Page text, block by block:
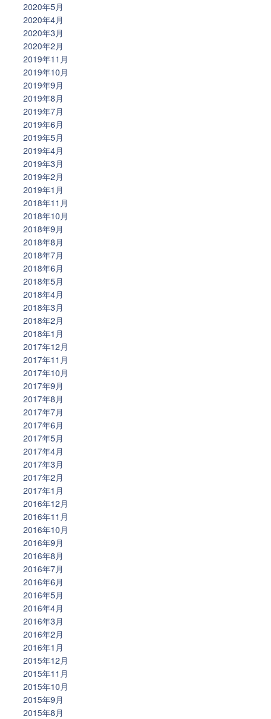
2020年5月
2020年4月
2020年3月
2020年2月
2019年11月
2019年10月
2019年9月
2019年8月
2019年7月
2019年6月
2019年5月
2019年4月
2019年3月
2019年2月
2019年1月
2018年11月
2018年10月
2018年9月
2018年8月
2018年7月
2018年6月
2018年5月
2018年4月
2018年3月
2018年2月
2018年1月
2017年12月
2017年11月
2017年10月
2017年9月
2017年8月
2017年7月
2017年6月
2017年5月
2017年4月
2017年3月
2017年2月
2017年1月
2016年12月
2016年11月
2016年10月
2016年9月
2016年8月
2016年7月
2016年6月
2016年5月
2016年4月
2016年3月
2016年2月
2016年1月
2015年12月
2015年11月
2015年10月
2015年9月
2015年8月